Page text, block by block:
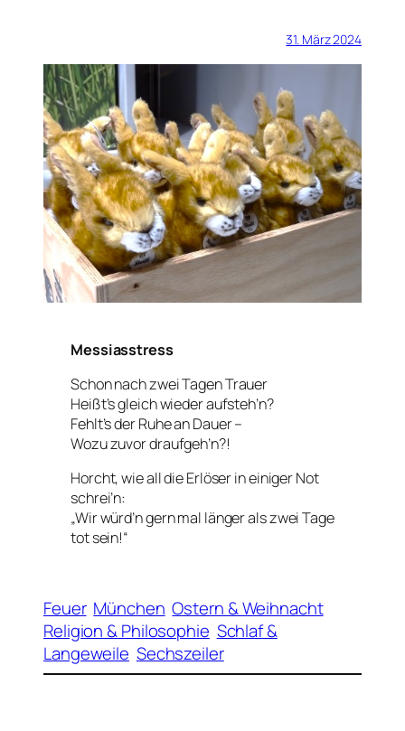
31. März 2024
Messiasstress
Schon nach zwei Tagen Trauer
Heißt’s gleich wieder aufsteh’n?
Fehlt’s der Ruhe an Dauer –
Wozu zuvor draufgeh’n?!
Horcht, wie all die Erlöser in einiger Not
schrei’n:
„Wir würd’n gern mal länger als zwei Tage
tot sein!“
Feuer München Ostern & Weihnacht
Religion & Philosophie Schlaf &
Langeweile Sechszeiler